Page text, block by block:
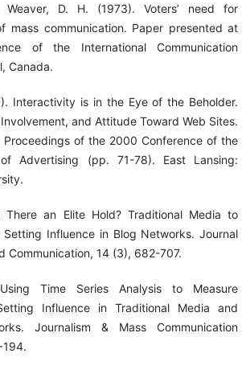
D. H. (1973). Voters’ need for
mass communication. Paper presented at
of the International Communication
Canada.
Interactivity is in the Eye of the Beholder.
and Attitude Toward Web Sites.
Proceedings of the 2000 Conference of the
Advertising (pp. 71-78). East Lansing:
an Elite Hold? Traditional Media to
Setting Influence in Blog Networks. Journal
Communication, 14 (3), 682-707.
Time Series Analysis to Measure
Influence in Traditional Media and
Journalism & Mass Communication
194.